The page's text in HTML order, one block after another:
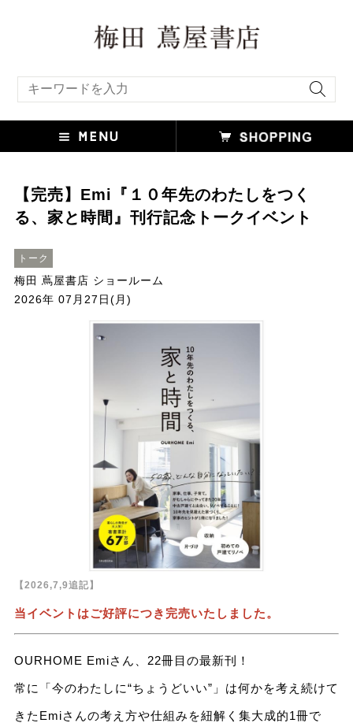
【完売】Emi『１０年先のわたしをつく
る、家と時間』刊行記念トークイベント
トーク
梅田 蔦屋書店 ショールーム
2026年 07月27日(月)
【2026,7,9追記】
当イベントはご好評につき完売いたしました。
OURHOME Emiさん、22冊目の最新刊！
常に「今のわたしに“ちょうどいい”」は何かを考え続けて
きたEmiさんの考え方や仕組みを紐解く集大成的1冊で